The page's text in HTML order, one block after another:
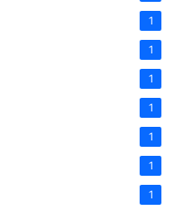
1
1
1
1
1
1
1